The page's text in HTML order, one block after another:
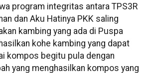
program integritas antara TPS3R
dan Aku Hatinya PKK saling
kambing yang ada di Puspa
kohe kambing yang dapat
kompos begitu pula dengan
yang menghasilkan kompos yang